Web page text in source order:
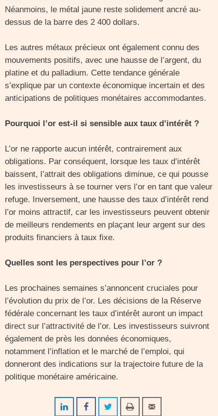
Néanmoins, le métal jaune reste solidement ancré au-
dessus de la barre des 2 400 dollars.
Les autres métaux précieux ont également connu des
mouvements positifs, avec une hausse de l’argent, du
platine et du palladium. Cette tendance générale
s’explique par un contexte économique incertain et des
anticipations de politiques monétaires accommodantes.
Pourquoi l’or est-il si sensible aux taux d’intérêt ?
L’or ne rapporte aucun intérêt, contrairement aux
obligations. Par conséquent, lorsque les taux d’intérêt
baissent, l’attrait des obligations diminue, ce qui pousse
les investisseurs à se tourner vers l’or en tant que valeur
refuge. Inversement, une hausse des taux d’intérêt rend
l’or moins attractif, car les investisseurs peuvent obtenir
de meilleurs rendements en plaçant leur argent sur des
produits financiers à taux fixe.
Quelles sont les perspectives pour l’or ?
Les prochaines semaines s’annoncent cruciales pour
l’évolution du prix de l’or. Les décisions de la Réserve
fédérale concernant les taux d’intérêt auront un impact
direct sur l’attractivité de l’or. Les investisseurs suivront
également de près les données économiques,
notamment l’inflation et le marché de l’emploi, qui
donneront des indications sur la trajectoire future de la
politique monétaire américaine.